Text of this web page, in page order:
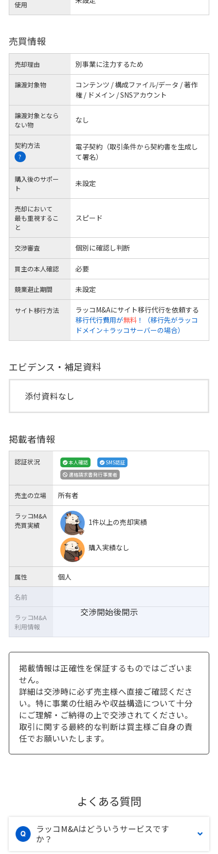
使用
売買情報
売却理由 別事業に注力するため
譲渡対象物
コンテンツ / 構成ファイル/データ / 著作
権 / ドメイン / SNSアカウント
譲渡対象となら
ない物
なし
契約方法
?
電子契約（取引条件から契約書を生成し
て署名）
購入後のサポー
ト
未設定
売却において
最も重視するこ
と
スピード
交渉審査 個別に確認し判断
買主の本人確認 必要
競業避止期間 未設定
サイト移行方法
ラッコM&Aにサイト移行代行を依頼する
移行代行費用が無料！（移行先がラッコ
ドメイン＋ラッコサーバーの場合）
エビデンス・補足資料
添付資料なし
掲載者情報
認証状況 本人確認
SMS認証
適格請求書発行事業者
売主の立場 所有者
ラッコM&A
売買実績
1件以上の売却実績
購入実績なし
属性 個人
交渉開始後開示
名前
ラッコM&A
利用情報
掲載情報は正確性を保証するものではございま
せん。
詳細は交渉時に必ず売主様へ直接ご確認くださ
い。特に事業の仕組みや収益構造について十分
にご理解・ご納得の上で交渉されてください。
取引に関する最終的な判断は買主様ご自身の責
任でお願いいたします。
よくある質問
ラッコM&Aはどういうサービスです
か？